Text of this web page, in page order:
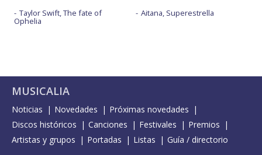
Taylor Swift, The fate of
Ophelia
Aitana, Superestrella
MUSICALIA
Noticias Novedades
Próximas novedades
Discos históricos
Canciones Festivales
Premios
Artistas y grupos
Portadas Listas Guía / directorio